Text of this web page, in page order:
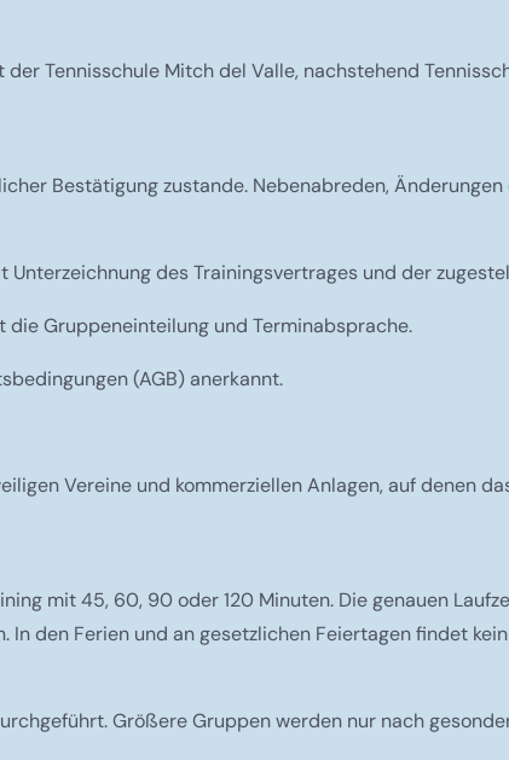
Tennisschule Mitch del Valle, nachstehend
Bestätigung zustande. Nebenabreden, Änderungen
des Trainingsvertrages und der
Gruppeneinteilung und Terminabsprache.
(AGB) anerkannt.
Vereine und kommerziellen Anlagen, auf denen
mit 45, 60, 90 oder 120 Minuten. Die genauen
den Ferien und an gesetzlichen Feiertagen findet
Größere Gruppen werden nur nach